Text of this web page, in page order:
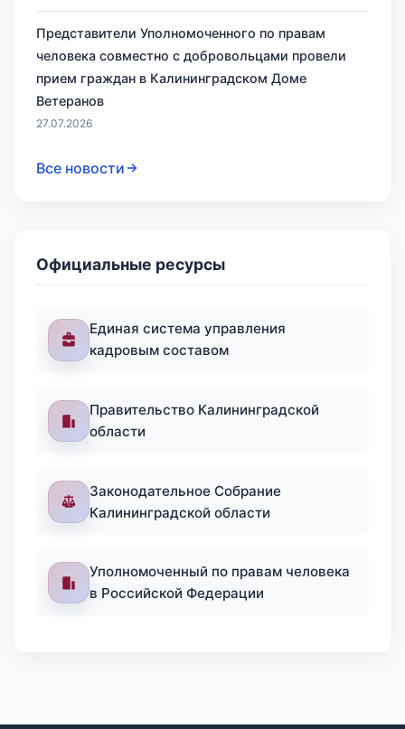
Представители Уполномоченного по правам
человека совместно с добровольцами провели
прием граждан в Калининградском Доме
Ветеранов
27.07.2026
Все новости
Официальные ресурсы
Единая система управления
кадровым составом
Правительство Калининградской
области
Законодательное Собрание
Калининградской области
Уполномоченный по правам человека
в Российской Федерации